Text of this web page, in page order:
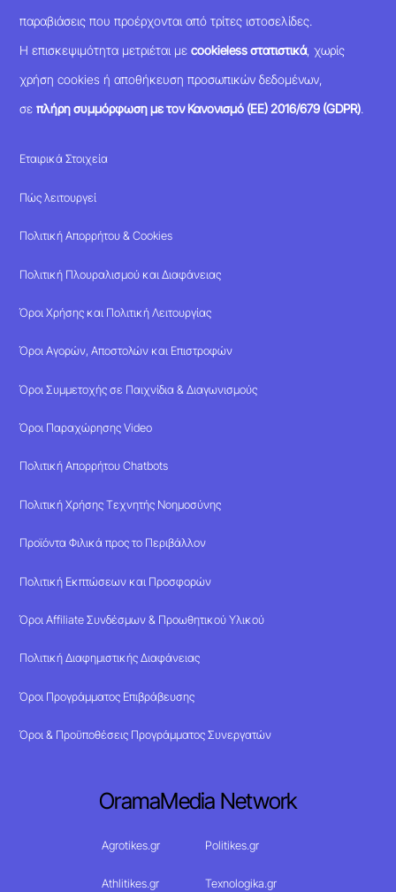
παραβιάσεις που προέρχονται από τρίτες ιστοσελίδες.
Η επισκεψιμότητα μετριέται μεcookieless στατιστικά, χωρίς
χρήση cookies ή αποθήκευση προσωπικών δεδομένων,
σεπλήρη συμμόρφωση με τον Κανονισμό (ΕΕ) 2016/679 (GDPR).
Εταιρικά Στοιχεία
Πώς λειτουργεί
Πολιτική Απορρήτου & Cookies
Πολιτική Πλουραλισμού και Διαφάνειας
Όροι Χρήσης και Πολιτική Λειτουργίας
Όροι Αγορών, Αποστολών και Επιστροφών
Όροι Συμμετοχής σε Παιχνίδια & Διαγωνισμούς
Όροι Παραχώρησης Video
Πολιτική Απορρήτου Chatbots
Πολιτική Χρήσης Τεχνητής Νοημοσύνης
Προϊόντα Φιλικά προς το Περιβάλλον
Πολιτική Εκπτώσεων και Προσφορών
Όροι Affiliate Συνδέσμων & Προωθητικού Υλικού
Πολιτική Διαφημιστικής Διαφάνειας
Όροι Προγράμματος Επιβράβευσης
Όροι & Προϋποθέσεις Προγράμματος Συνεργατών
OramaMedia Network
Agrotikes.gr Politikes.gr
Athlitikes.gr Texnologika.gr